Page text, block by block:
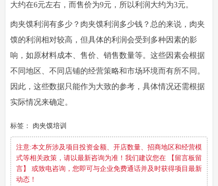
大约在6元左右，而售价为9元，所以利润大约为3元。
肉夹馍利润有多少？肉夹馍利润多少钱？总的来说，肉夹
馍的利润相对较高，但具体的利润会受到多种因素的影
响，如原材料成本、售价、销售数量等。这些因素会根据
不同地区、不同店铺的经营策略和市场环境而有所不同。
因此，这些数据只能作为大致的参考，具体情况还需根据
实际情况来确定。
标签： 肉夹馍培训
注意:本文所涉及项目投资金额、开店数量、招商地区和经营模
式等相关政策，请以最新咨询为准！我们建议您在 【留言板留
言】 或致电咨询，您即可与企业免费通话并及时获得项目最新
动态！